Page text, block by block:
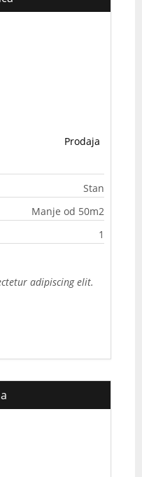
Prodaja
Stan
Manje od 50m2
1
adipiscing elit.